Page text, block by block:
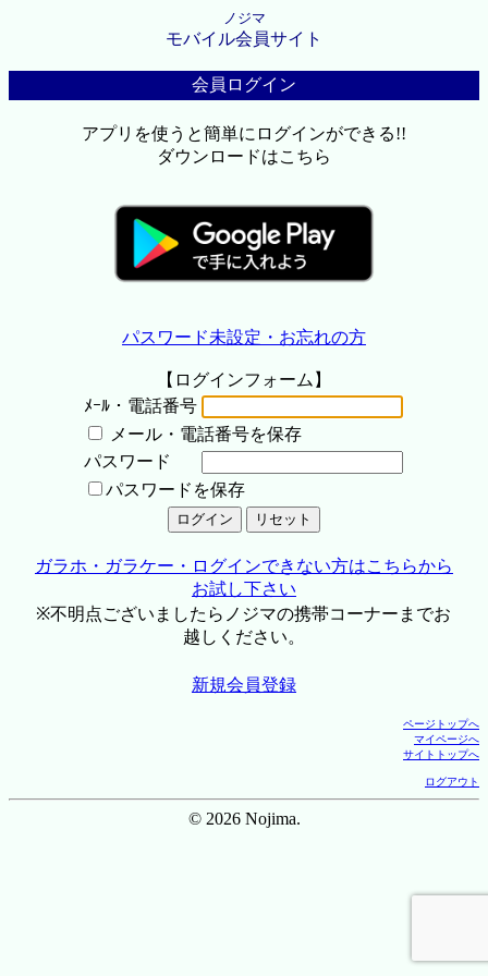
ノジマ
モバイル会員サイト
会員ログイン
アプリを使うと簡単にログインができる!!
ダウンロードはこちら
パスワード未設定・お忘れの方
【ログインフォーム】
ﾒｰﾙ・電話番号
メール・電話番号を保存
パスワード
パスワードを保存
ガラホ・ガラケー・ログインできない方はこちらから
お試し下さい
※不明点ございましたらノジマの携帯コーナーまでお
越しください。
新規会員登録
ページトップへ
マイページへ
サイトトップへ
ログアウト
© 2026 Nojima.